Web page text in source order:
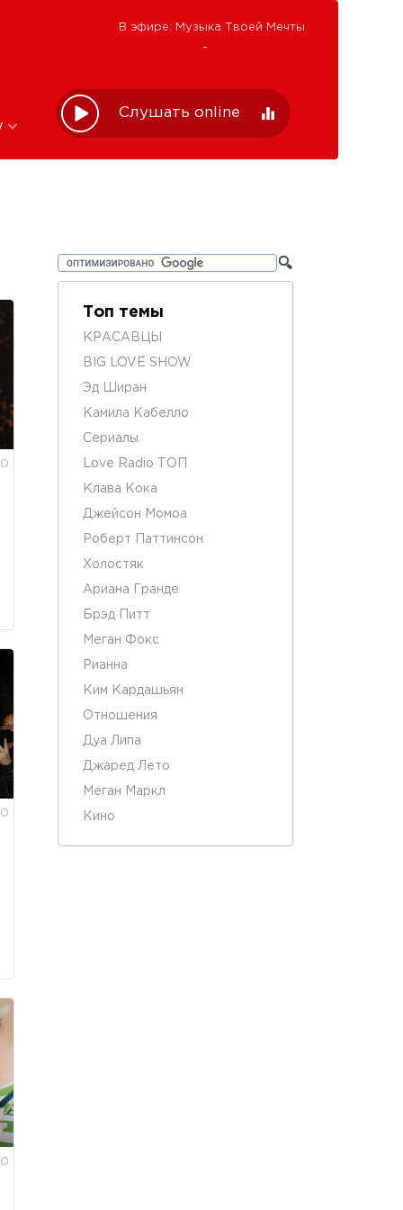
В эфире: Музыка Твоей Мечты
Слушать online
0
0
0
Топ темы
КРАСАВЦЫ
BIG LOVE SHOW
Эд Ширан
Камила Кабелло
Сериалы
Love Radio ТОП
Клава Кока
Джейсон Момоа
Роберт Паттинсон
Холостяк
Ариана Гранде
Брэд Питт
Меган Фокс
Рианна
Ким Кардашьян
Отношения
Дуа Липа
Джаред Лето
Меган Маркл
Кино